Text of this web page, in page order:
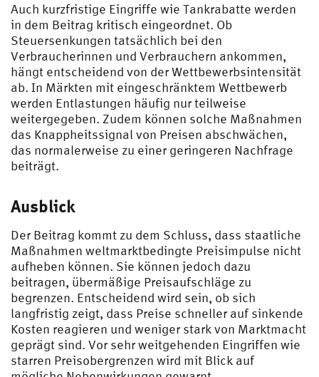
Auch kurzfristige Eingriffe wie Tankrabatte werden
in dem Beitrag kritisch eingeordnet. Ob
Steuersenkungen tatsächlich bei den
Verbraucherinnen und Verbrauchern ankommen,
hängt entscheidend von der Wettbewerbsintensität
ab. In Märkten mit eingeschränktem Wettbewerb
werden Entlastungen häufig nur teilweise
weitergegeben. Zudem können solche Maßnahmen
das Knappheitssignal von Preisen abschwächen,
das normalerweise zu einer geringeren Nachfrage
beiträgt.
Ausblick
Der Beitrag kommt zu dem Schluss, dass staatliche
Maßnahmen weltmarktbedingte Preisimpulse nicht
aufheben können. Sie können jedoch dazu
beitragen, übermäßige Preisaufschläge zu
begrenzen. Entscheidend wird sein, ob sich
langfristig zeigt, dass Preise schneller auf sinkende
Kosten reagieren und weniger stark von Marktmacht
geprägt sind. Vor sehr weitgehenden Eingriffen wie
starren Preisobergrenzen wird mit Blick auf